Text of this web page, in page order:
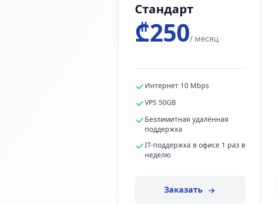
Стандарт
₾250/ месяц
Интернет 10 Mbps
VPS 50GB
Безлимитная удалённая
поддержка
IT-поддержка в офисе 1 раз в
неделю
Заказать